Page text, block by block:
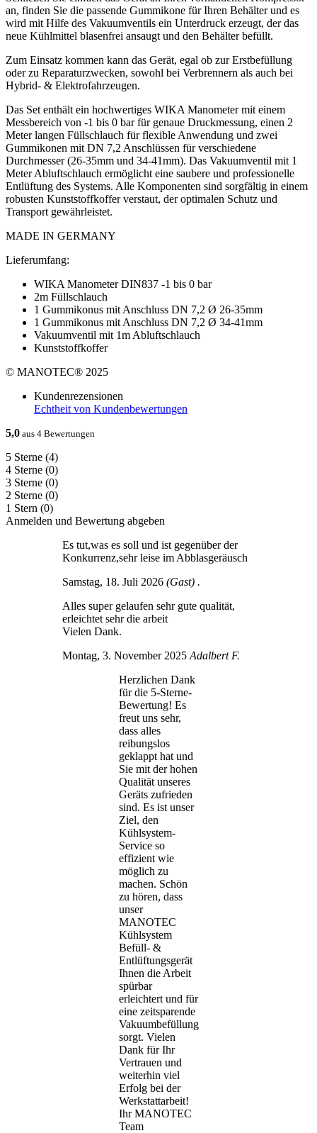
an, finden Sie die passende Gummikone für Ihren Behälter und es
wird mit Hilfe des Vakuumventils ein Unterdruck erzeugt, der das
neue Kühlmittel blasenfrei ansaugt und den Behälter befüllt.
Zum Einsatz kommen kann das Gerät, egal ob zur Erstbefüllung
oder zu Reparaturzwecken, sowohl bei Verbrennern als auch bei
Hybrid- & Elektrofahrzeugen.
Das Set enthält ein hochwertiges WIKA Manometer mit einem
Messbereich von -1 bis 0 bar für genaue Druckmessung, einen 2
Meter langen Füllschlauch für flexible Anwendung und zwei
Gummikonen mit DN 7,2 Anschlüssen für verschiedene
Durchmesser (26-35mm und 34-41mm). Das Vakuumventil mit 1
Meter Abluftschlauch ermöglicht eine saubere und professionelle
Entlüftung des Systems. Alle Komponenten sind sorgfältig in einem
robusten Kunststoffkoffer verstaut, der optimalen Schutz und
Transport gewährleistet.
MADE IN GERMANY
Lieferumfang:
WIKA Manometer DIN837 -1 bis 0 bar
2m Füllschlauch
1 Gummikonus mit Anschluss DN 7,2 Ø 26-35mm
1 Gummikonus mit Anschluss DN 7,2 Ø 34-41mm
Vakuumventil mit 1m Abluftschlauch
Kunststoffkoffer
© MANOTEC® 2025
Kundenrezensionen
Echtheit von Kundenbewertungen
5,0 aus 4 Bewertungen
5 Sterne (4)
4 Sterne (0)
3 Sterne (0)
2 Sterne (0)
1 Stern (0)
Anmelden und Bewertung abgeben
Es tut,was es soll und ist gegenüber der
Konkurrenz,sehr leise im Abblasgeräusch
Samstag, 18. Juli 2026 (Gast) .
Alles super gelaufen sehr gute qualität,
erleichtet sehr die arbeit
Vielen Dank.
Montag, 3. November 2025 Adalbert F.
Herzlichen Dank
für die 5-Sterne-
Bewertung! Es
freut uns sehr,
dass alles
reibungslos
geklappt hat und
Sie mit der hohen
Qualität unseres
Geräts zufrieden
sind. Es ist unser
Ziel, den
Kühlsystem-
Service so
effizient wie
möglich zu
machen. Schön
zu hören, dass
unser
MANOTEC
Kühlsystem
Befüll- &
Entlüftungsgerät
Ihnen die Arbeit
spürbar
erleichtert und für
eine zeitsparende
Vakuumbefüllung
sorgt. Vielen
Dank für Ihr
Vertrauen und
weiterhin viel
Erfolg bei der
Werkstattarbeit!
Ihr MANOTEC
Team